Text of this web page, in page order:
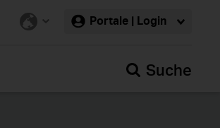
Portale | Login
Suche